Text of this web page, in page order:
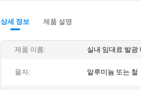
상세 정보 제품 설명
제품 이름: 실내 임대료 발광
물자: 알루미늄 또는 철